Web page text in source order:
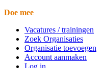
Doe mee
Vacatures / trainingen
Zoek Organisaties
Organisatie toevoegen
Account aanmaken
Log in